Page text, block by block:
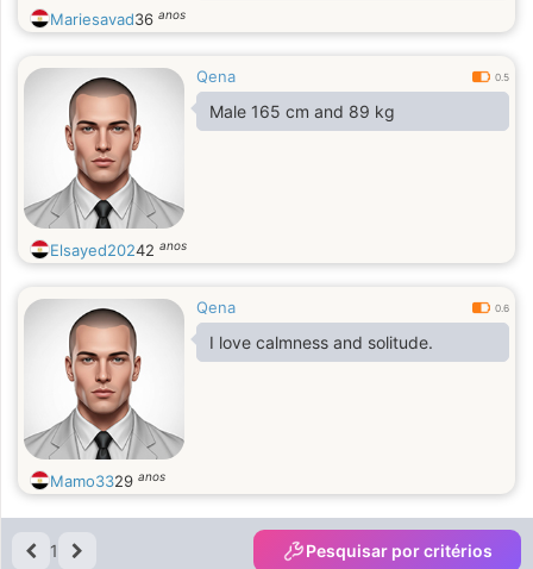
woman
Mariesavad36 anos
Qena 0.5
Male 165 cm and 89 kg
Elsayed20242 anos
Qena 0.6
I love calmness and solitude.
Mamo3329 anos
1 Pesquisar por critérios